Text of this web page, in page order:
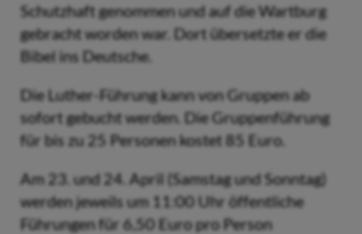
Schutzhaft genommen und auf die Wartburg
gebracht worden war. Dort übersetzte er die
Bibel ins Deutsche.
Die Luther-Führung kann von Gruppen ab
sofort gebucht werden. Die Gruppenführung
für bis zu 25 Personen kostet 85 Euro.
Am 23. und 24. April (Samstag und Sonntag)
werden jeweils um 11:00 Uhr öffentliche
Führungen für 6,50 Euro pro Person